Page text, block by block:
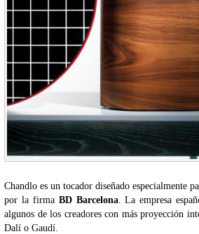
Chandlo es un tocador diseñado especialmente
por la firma BD Barcelona. La empresa
algunos de los creadores con más proyección
Dalí o Gaudí.